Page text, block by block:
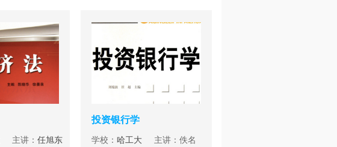
主讲： 任旭东
投资银行学
学校： 哈工大 主讲：佚名